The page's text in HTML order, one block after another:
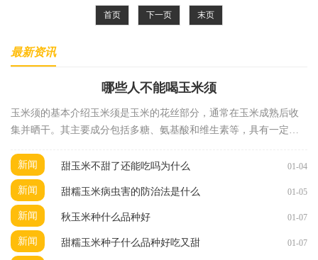
首页 下一页 末页
最新资讯
哪些人不能喝玉米须
玉米须的基本介绍玉米须是玉米的花丝部分，通常在玉米成熟后收
集并晒干。其主要成分包括多糖、氨基酸和维生素等，具有一定的
新闻
甜玉米不甜了还能吃吗为什么 01-04
新闻 甜糯玉米病虫害的防治法是什么 01-05
新闻 秋玉米种什么品种好 01-07
新闻 甜糯玉米种子什么品种好吃又甜 01-07